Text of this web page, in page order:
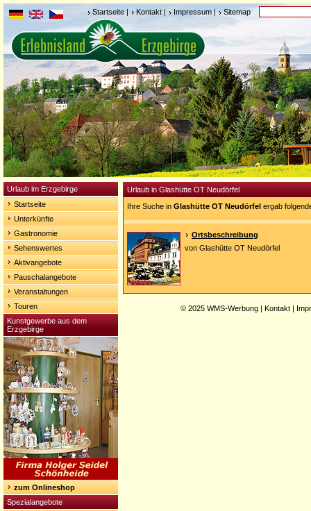
Startseite | Kontakt | Impressum| Sitemap
Urlaub im Erzgebirge
Startseite
Unterkünfte
Gastronomie
Sehenswertes
Aktivangebote
Pauschalangebote
Veranstaltungen
Touren
Kunstgewerbe aus dem
Erzgebirge
zum Onlineshop
Spezialangebote
Urlaub in Glashütte OT Neudörfel
Ihre Suche in Glashütte OT Neudörfel ergab
Ortsbeschreibung
von Glashütte OT Neudörfel
© 2025 WMS-Werbung | Kontakt |